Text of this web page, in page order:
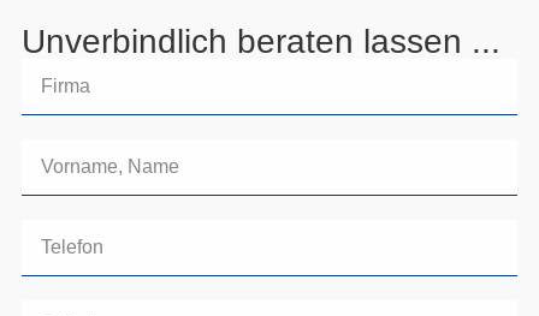
Unverbindlich beraten lassen ...